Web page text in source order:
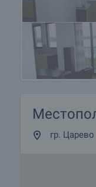
гр. Царево